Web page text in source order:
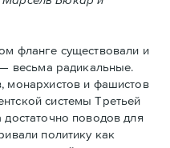
фланге существовали и
весьма радикальные.
монархистов и фашистов
системы Третьей
достаточно поводов для
политику как